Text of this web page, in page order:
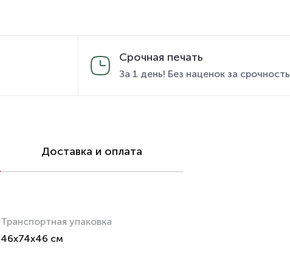
Срочная печать
За 1 день! Без наценок за срочность
Доставка и оплата
Транспортная упаковка
46x74x46 см